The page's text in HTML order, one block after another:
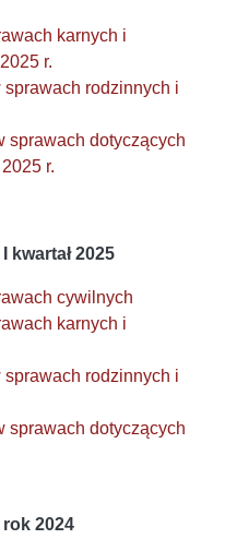
karnych i
r.
rodzinnych i
sprawach dotyczących
r.
kwartał 2025
cywilnych
karnych i
rodzinnych i
sprawach dotyczących
2024